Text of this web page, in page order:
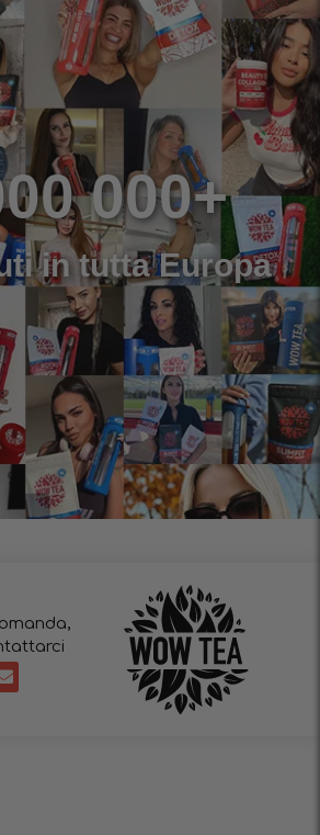
000+
in tutta Europa